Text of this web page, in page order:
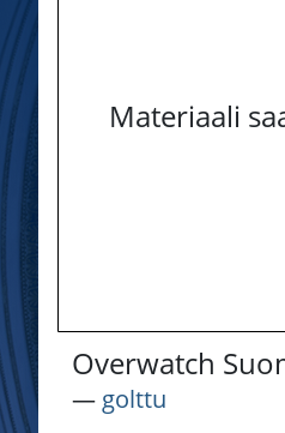
Materiaali
Overwatch
― golttu